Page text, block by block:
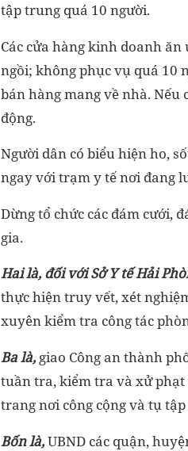
tập trung quá 10 người.
Các cửa hàng kinh doanh
ngồi; không phục vụ quá 10
bán hàng mang về nhà.
động.
Người dân có biểu hiện ho,
ngay với trạm y tế nơi đang
Dừng tổ chức các đám cưới,
gia.
Hai là, đối vớiSở Y tế Hải
thực hiện truy vết, xét
xuyên kiểm tra công tác
Ba là,giao Công an thành
tuần tra, kiểm tra và xử
trang nơi công cộng và tụ
Bốn là,UBND các quận,